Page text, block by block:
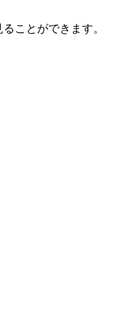
ことができます。